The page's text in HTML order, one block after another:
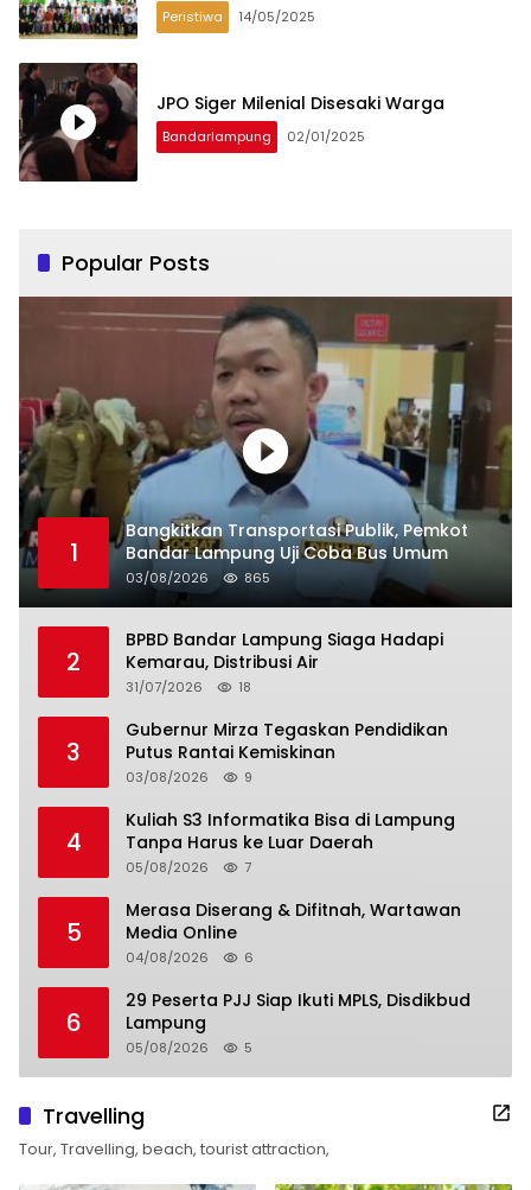
Peristiwa 14/05/2025
JPO Siger Milenial Disesaki Warga
Bandarlampung 02/01/2025
Popular Posts
1
Bangkitkan Transportasi Publik, Pemkot
Bandar Lampung Uji Coba Bus Umum
03/08/2026 865
2
BPBD Bandar Lampung Siaga Hadapi
Kemarau, Distribusi Air
31/07/2026 18
3
Gubernur Mirza Tegaskan Pendidikan
Putus Rantai Kemiskinan
03/08/2026 9
4
Kuliah S3 Informatika Bisa di Lampung
Tanpa Harus ke Luar Daerah
05/08/2026 7
5
Merasa Diserang & Difitnah, Wartawan
Media Online
04/08/2026 6
6
29 Peserta PJJ Siap Ikuti MPLS, Disdikbud
Lampung
05/08/2026 5
Travelling
Tour, Travelling, beach, tourist attraction,